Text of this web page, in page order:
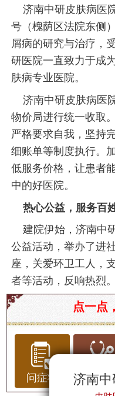
济南中研皮肤病医
号（槐荫区法院东侧
屑病的研究与治疗，
研医院一直致力于成
肤病专业医院。
济南中研皮肤病医
物价局进行统一收取
严格要求自我，坚持
细账单等制度执行。
低服务价格，让患者
中的好医院。
热心公益，服务百
建院伊始，济南中
公益活动，举办了进
座，关爱环卫工人，
者等活动，反响热烈。
脖子长雀斑是怎么回
脖子长雀斑，这个问
是否真的了解它的原
将为你揭示脖子长雀
用的建议。
点一点
问症状 问治
济南